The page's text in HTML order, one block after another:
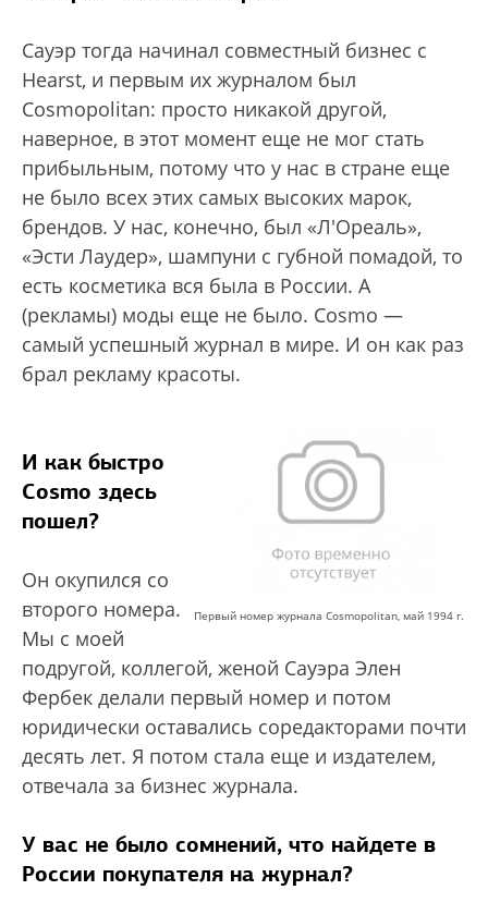
Сауэр тогда начинал совместный бизнес с
Hearst, и первым их журналом был
Cosmopolitan: просто никакой другой,
наверное, в этот момент еще не мог стать
прибыльным, потому что у нас в стране еще
не было всех этих самых высоких марок,
брендов. У нас, конечно, был «Л'Ореаль»,
«Эсти Лаудер», шампуни с губной помадой, то
есть косметика вся была в России. А
(рекламы) моды еще не было. Cosmo —
самый успешный журнал в мире. И он как раз
брал рекламу красоты.
Первый номер журнала Cosmopolitan, май 1994 г.
И как быстро
Cosmo здесь
пошел?
Он окупился со
второго номера.
Мы с моей
подругой, коллегой, женой Сауэра Элен
Фербек делали первый номер и потом
юридически оставались соредакторами почти
десять лет. Я потом стала еще и издателем,
отвечала за бизнес журнала.
У вас не было сомнений, что найдете в
России покупателя на журнал?